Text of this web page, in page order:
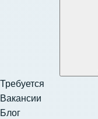
Требуется
Вакансии
Блог